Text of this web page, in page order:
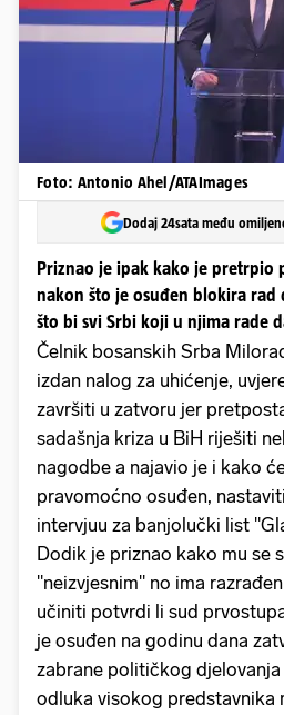
Foto: Antonio Ahel/ATAImages
Dodaj 24sata među
Priznao je ipak kako je pretrpio
nakon što je osuđen blokira rad
što bi svi Srbi koji u njima rade
Čelnik bosanskih Srba
izdan nalog za uhićenje,
završiti u zatvoru jer
sadašnja kriza u BiH riješiti
nagodbe a najavio je i kako
pravomoćno osuđen,
intervjuu za banjolučki list
Dodik je priznao kako mu se
"neizvjesnim" no ima
učiniti potvrdi li sud
je osuđen na godinu dana
zabrane političkog
odluka visokog predstavnika